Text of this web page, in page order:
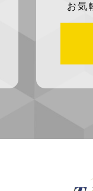
お気